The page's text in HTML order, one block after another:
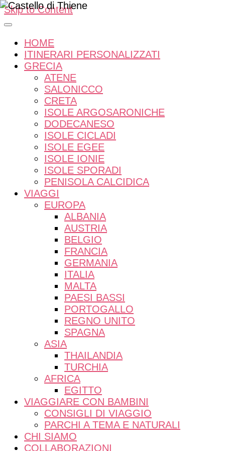
Skip to Content
HOME
ITINERARI PERSONALIZZATI
GRECIA
ATENE
SALONICCO
CRETA
ISOLE ARGOSARONICHE
DODECANESO
ISOLE CICLADI
ISOLE EGEE
ISOLE IONIE
ISOLE SPORADI
PENISOLA CALCIDICA
VIAGGI
EUROPA
ALBANIA
AUSTRIA
BELGIO
FRANCIA
GERMANIA
ITALIA
MALTA
PAESI BASSI
PORTOGALLO
REGNO UNITO
SPAGNA
ASIA
THAILANDIA
TURCHIA
AFRICA
EGITTO
VIAGGIARE CON BAMBINI
CONSIGLI DI VIAGGIO
PARCHI A TEMA E NATURALI
CHI SIAMO
COLLABORAZIONI